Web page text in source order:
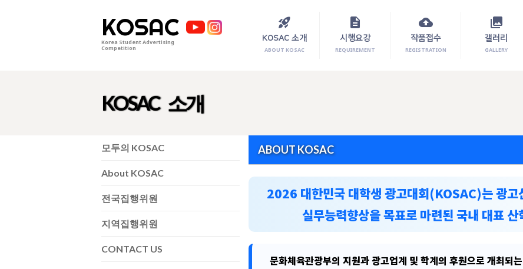
KOSAC
Korea Student Advertising
Competition
rocket_launch
KOSAC 소개
ABOUT KOSAC
description
시행요강
REQUIREMENT
cloud_upload
작품접수
REGISTRATION
photo_library
갤러리
GALLERY
KOSAC 소개
모두의 KOSAC
About KOSAC
전국집행위원
지역집행위원
CONTACT US
ABOUT KOSAC
2026 대한민국 대학생 광고대회(KOSAC)는 광고
실무능력향상을 목표로 마련된 국내 대표
문화체육관광부의 지원과 광고업계 및 학계의 후원으로 개최되